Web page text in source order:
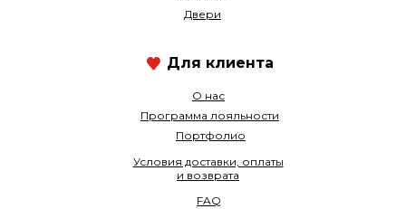
О нас
Программа лояльности
Двери
Портфолио
Условия доставки, оплаты
и возврата
FAQ
Для клиента